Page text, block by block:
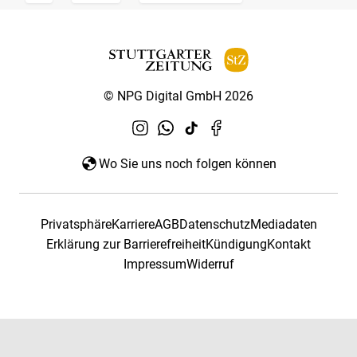
© NPG Digital GmbH 2026
Wo Sie uns noch folgen können
PrivatsphäreKarriereAGBDatenschutzMediadaten
Erklärung zur BarrierefreiheitKündigungKontakt
ImpressumWiderruf